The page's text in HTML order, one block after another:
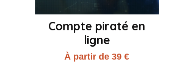
Compte piraté en
ligne
À partir de 39 €